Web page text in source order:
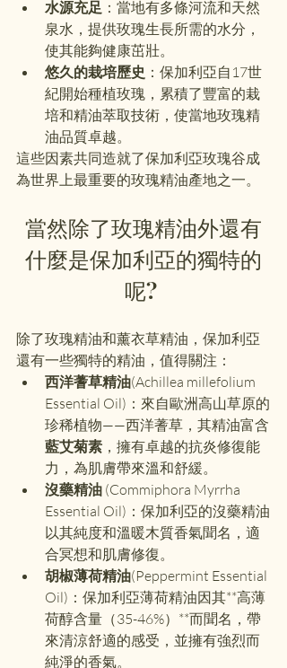
水源充足 ：當地有多條河流和天然
泉水，提供玫瑰生長所需的水分，
使其能夠健康茁壯。
悠久的栽培歷史 ：保加利亞自17世
紀開始種植玫瑰，累積了豐富的栽
培和精油萃取技術，使當地玫瑰精
油品質卓越。
這些因素共同造就了保加利亞玫瑰谷成
為世界上最重要的玫瑰精油產地之一。
當然除了玫瑰精油外還有
什麼是保加利亞的獨特的
呢?
除了玫瑰精油和薰衣草精油，保加利亞
還有一些獨特的精油，值得關注：
西洋蓍草精油(Achillea millefolium
Essential Oil)：來自歐洲高山草原的
珍稀植物——西洋蓍草，其精油富含
藍艾菊素 ，擁有卓越的抗炎修復能
力，為肌膚帶來溫和舒緩。
沒藥精油 (Commiphora Myrrha
Essential Oil)：保加利亞的沒藥精油
以其純度和溫暖木質香氣聞名，適
合冥想和肌膚修復。
胡椒薄荷精油(Peppermint Essential
Oil)：保加利亞薄荷精油因其**高薄
荷醇含量（35-46%）**而聞名，帶
來清涼舒適的感受，並擁有強烈而
純淨的香氣。